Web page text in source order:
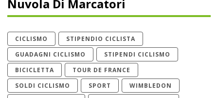
Nuvola Di Marcatori
CICLISMO
STIPENDIO CICLISTA
GUADAGNI CICLISMO
STIPENDI CICLISMO
BICICLETTA
TOUR DE FRANCE
SOLDI CICLISMO
SPORT
WIMBLEDON